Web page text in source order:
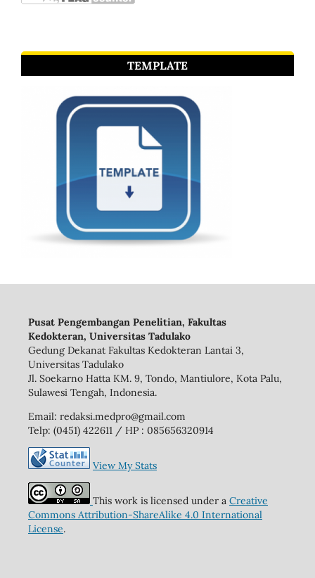
TEMPLATE
Pusat Pengembangan Penelitian, Fakultas
Kedokteran, Universitas Tadulako
Gedung Dekanat Fakultas Kedokteran Lantai 3,
Universitas Tadulako
Jl. Soekarno Hatta KM. 9, Tondo, Mantiulore, Kota Palu,
Sulawesi Tengah, Indonesia.
Email: redaksi.medpro@gmail.com
Telp: (0451) 422611 / HP : 085656320914
View My Stats
This work is licensed under a Creative
Commons Attribution-ShareAlike 4.0 International
License.